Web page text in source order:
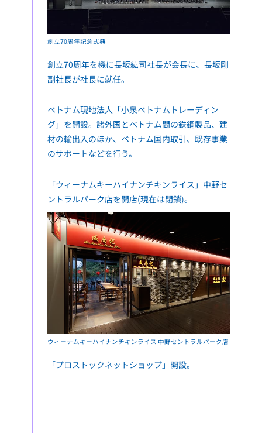
創立70周年記念式典
創立70周年を機に長坂紘司社長が会長に、長坂剛
副社長が社長に就任。
ベトナム現地法人「小泉ベトナムトレーディン
グ」を開設。諸外国とベトナム間の鉄鋼製品、建
材の輸出入のほか、ベトナム国内取引、既存事業
のサポートなどを行う。
「ウィーナムキーハイナンチキンライス」中野セ
ントラルパーク店を開店(現在は閉鎖)。
ウィーナムキーハイナンチキンライス 中野セントラルパーク店
「プロストックネットショップ」開設。